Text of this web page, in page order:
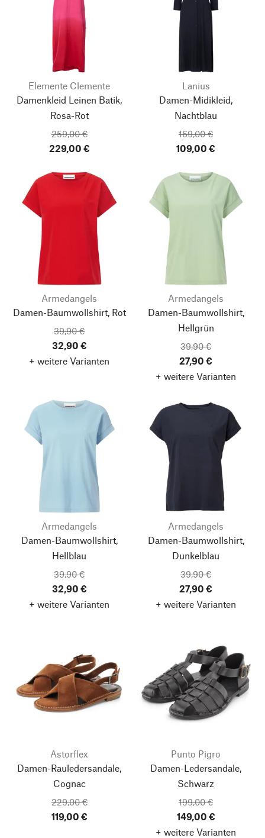
Elemente Clemente
Damenkleid Leinen Batik,
Rosa-Rot
259,00 €
229,00 €
Lanius
Damen-Midikleid,
Nachtblau
169,00 €
109,00 €
Armedangels
Damen-Baumwollshirt, Rot
39,90 €
32,90 €
+ weitere Varianten
Armedangels
Damen-Baumwollshirt,
Hellgrün
39,90 €
27,90 €
+ weitere Varianten
Armedangels
Damen-Baumwollshirt,
Hellblau
39,90 €
32,90 €
+ weitere Varianten
Armedangels
Damen-Baumwollshirt,
Dunkelblau
39,90 €
27,90 €
+ weitere Varianten
Astorflex
Damen-Rauledersandale,
Cognac
229,00 €
119,00 €
Punto Pigro
Damen-Ledersandale,
Schwarz
199,00 €
149,00 €
+ weitere Varianten